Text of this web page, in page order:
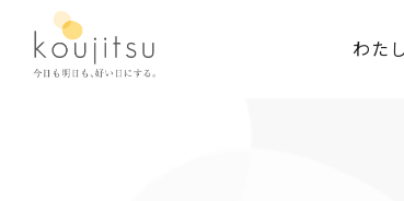
わた